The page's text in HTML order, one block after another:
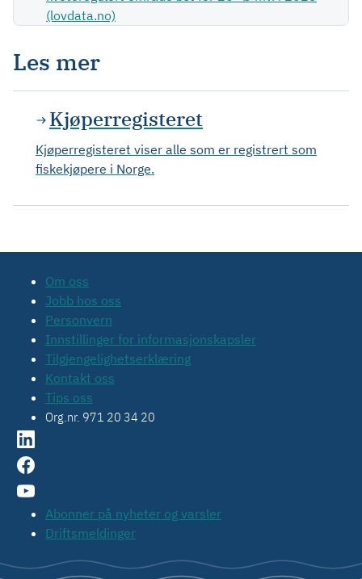
(lovdata.no)
Les mer
Kjøperregisteret
Kjøperregisteret viser alle som er registrert som
fiskekjøpere i Norge.
Om oss
Jobb hos oss
Personvern
Innstillinger for informasjonskapsler
Tilgjengelighetserklæring
Kontakt oss
Tips oss
Org.nr. 971 20 34 20
Abonner på nyheter og varsler
Driftsmeldinger